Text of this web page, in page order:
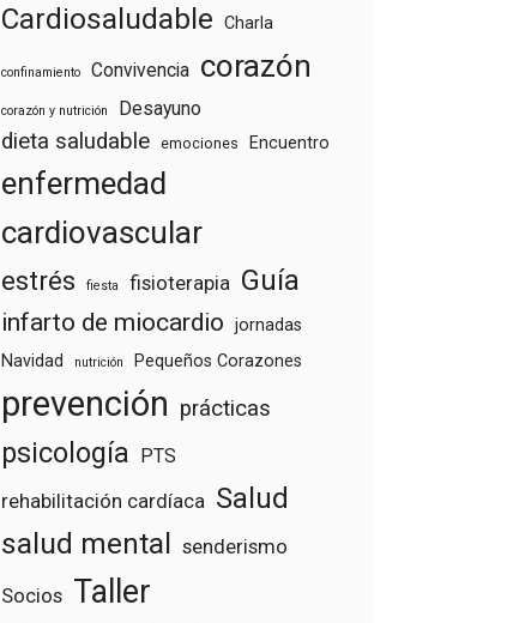
Cardiosaludable Charla
confinamiento Convivencia corazón
corazón y nutrición Desayuno
dieta saludable emociones Encuentro
enfermedad
cardiovascular
estrés fiesta fisioterapia Guía
infarto de miocardio
jornadas
Navidad
nutrición Pequeños Corazones
prevención prácticas
psicología PTS
rehabilitación cardíaca Salud
salud mental senderismo
Socios Taller